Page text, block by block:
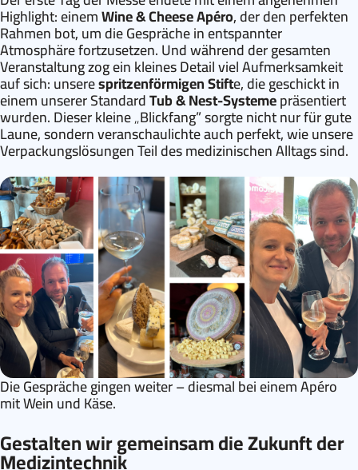
Highlight: einemWine & Cheese Apéro, der den perfekten
Rahmen bot, um die Gespräche in entspannter
Atmosphäre fortzusetzen. Und während der gesamten
Veranstaltung zog ein kleines Detail viel Aufmerksamkeit
auf sich: unserespritzenförmigen Stifte, die geschickt in
einem unserer StandardTub & Nest-Systemepräsentiert
wurden. Dieser kleine „Blickfang” sorgte nicht nur für gute
Laune, sondern veranschaulichte auch perfekt, wie unsere
Verpackungslösungen Teil des medizinischen Alltags sind.
Die Gespräche gingen weiter – diesmal bei einem Apéro
mit Wein und Käse.
Gestalten wir gemeinsam die Zukunft der
Medizintechnik